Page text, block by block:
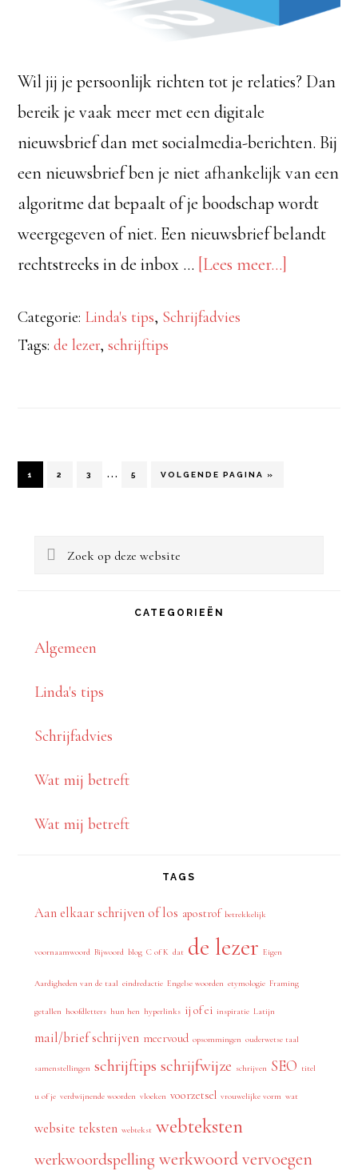
Wil jij je persoonlijk richten tot je relaties? Dan
bereik je vaak meer met een digitale
nieuwsbrief dan met socialmedia-berichten. Bij
een nieuwsbrief ben je niet afhankelijk van een
algoritme dat bepaalt of je boodschap wordt
weergegeven of niet. Een nieuwsbrief belandt
rechtstreeks in de inbox … [Lees meer...]
Categorie: Linda's tips, Schrijfadvies
Tags:de lezer,schrijftips
PAGINA
1 PAGINA
2 PAGINA
3
Interim
weggelaten
… PAGINA
5
GA
VOLGENDE PAGINA »
Primaire
Zoek
CATEGORIEËN
Algemeen
Linda's tips
Schrijfadvies
Wat mij betreft
Wat mij betreft
TAGS
Aan elkaar schrijven of los apostrof betrekkelijk
voornaamwoord Bijwoord blog C of K dat de lezer Eigen
Aardigheden van de taal eindredactie Engelse woorden etymologie Framing
getallen hoofdletters hun hen hyperlinks ij of ei inspiratie Latijn
mail/brief schrijven meervoud opsommingen ouderwetse taal
samenstellingen schrijftips schrijfwijze schrijven SEO titel
u of je verdwijnende woorden vloeken voorzetsel vrouwelijke vorm wat
website teksten webtekst webteksten
werkwoordspelling werkwoord vervoegen